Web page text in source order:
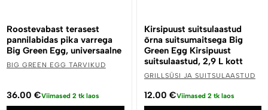
Roostevabast terasest
pannilabidas pika varrega
Big Green Egg, universaalne
BIG GREEN EGG TARVIKUD
36.00 €Viimased 2 tk laos
Kirsipuust suitsulaastud
õrna suitsumaitsega Big
Green Egg Kirsipuust
suitsulaastud, 2,9 L kott
GRILLSÜSI JA SUITSULAASTUD
12.00 €Viimased 2 tk laos